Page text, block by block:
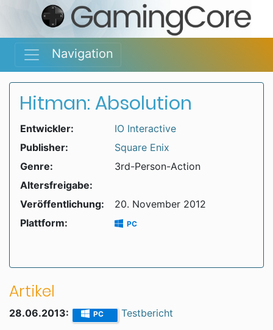
Navigation
Hitman: Absolution
Entwickler:
IO Interactive
Publisher:
Square Enix
Genre:
3rd-Person-Action
Altersfreigabe:
Veröffentlichung:
20. November 2012
Plattform:
PC
Artikel
28.06.2013: PC Testbericht